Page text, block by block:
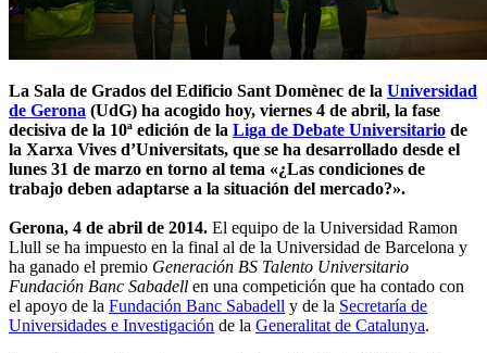
La Sala de Grados del Edificio Sant Domènec de la Universidad
de Gerona (UdG) ha acogido hoy, viernes 4 de abril, la fase
decisiva de la 10ª edición de la Liga de Debate Universitario de
la Xarxa Vives d’Universitats, que se ha desarrollado desde el
lunes 31 de marzo en torno al tema «¿Las condiciones de
trabajo deben adaptarse a la situación del mercado?».
Gerona, 4 de abril de 2014. El equipo de la Universidad Ramon
Llull se ha impuesto en la final al de la Universidad de Barcelona y
ha ganado el premio Generación BS Talento Universitario
Fundación Banc Sabadell en una competición que ha contado con
el apoyo de la Fundación Banc Sabadell y de la Secretaría de
Universidades e Investigación de la Generalitat de Catalunya.